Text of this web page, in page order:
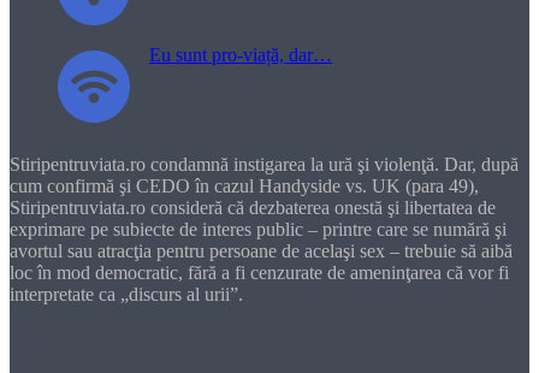
Eu sunt pro-viață, dar…
Stiripentruviata.ro condamnă instigarea la ură şi violenţă. Dar, după
cum confirmă şi CEDO în cazul Handyside vs. UK (para 49),
Stiripentruviata.ro consideră că dezbaterea onestă şi libertatea de
exprimare pe subiecte de interes public – printre care se numără şi
avortul sau atracţia pentru persoane de acelaşi sex – trebuie să aibă
loc în mod democratic, fără a fi cenzurate de ameninţarea că vor fi
interpretate ca „discurs al urii”.